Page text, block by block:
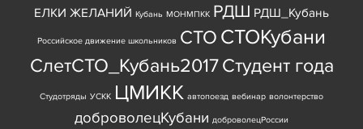
ЕЛКИ ЖЕЛАНИЙ Кубань МОНМПКК РДШ РДШ_Кубань
Российское движение школьников СТО СТОКубани
СлетСТО_Кубань2017Студент года
Студотряды УСКК ЦМИКК автопоезд вебинар волонтерство
доброволецКубани доброволецРоссии